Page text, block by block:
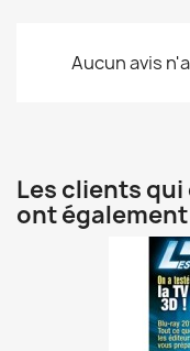
Aucun avis
Les clients
ont